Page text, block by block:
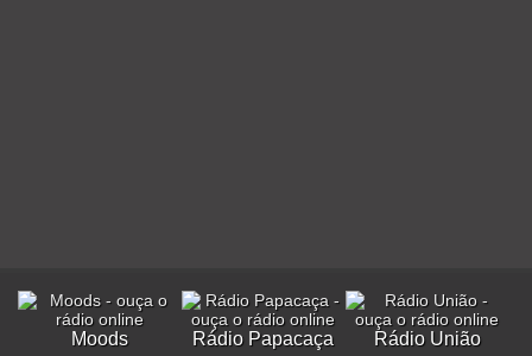
Moods Rádio Papacaça Rádio União